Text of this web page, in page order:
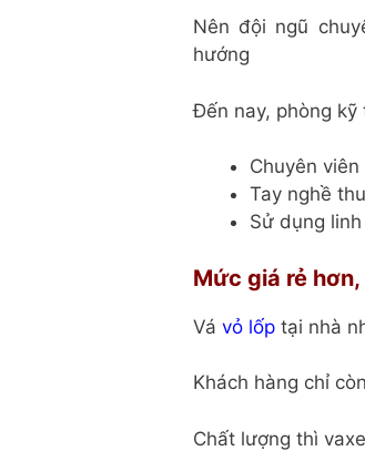
Nên đội ngũ
hướng
Đến nay, phòng
Chuyên
Tay nghề
Sử dụng
Mức giá rẻ
Vá vỏ lốp tại nhà
Khách hàng chỉ
Chất lượng thì